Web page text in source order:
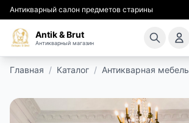
Антикварный салон предметов старины
Antik & Brut
Антикварный магазин
АРЕНДА МЕБЕЛИ
Главная / Каталог / Антикварная мебель